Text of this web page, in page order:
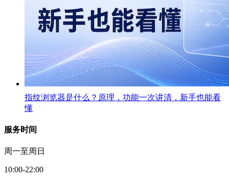
指纹浏览器是什么？原理，功能一次讲清，新手也能看
懂
服务时间
周一至周日
10:00-22:00